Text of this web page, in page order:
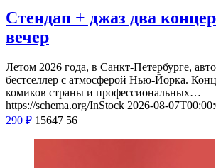
Стендап + джаз два
вечер
Летом 2026 года, в Санкт-Петербурге,
бестселлер с атмосферой Нью-Йорка.
комиков страны и профессиональных…
https://schema.org/InStock 2026-08-
290 ₽ 15647 56